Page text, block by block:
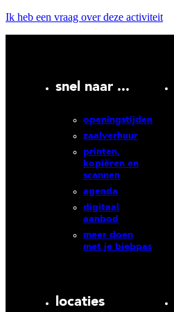
Ik heb een vraag over deze activiteit
snel naar ...
openingstijden
zaalverhuur
printen,
kopiëren en
scannen
agenda
digitaal
aanbod
meer doen
met je biebpas
locaties